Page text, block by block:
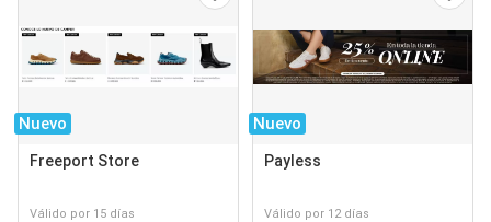
Nuevo
Freeport Store
Válido por 15 días
Nuevo
Payless
Válido por 12 días